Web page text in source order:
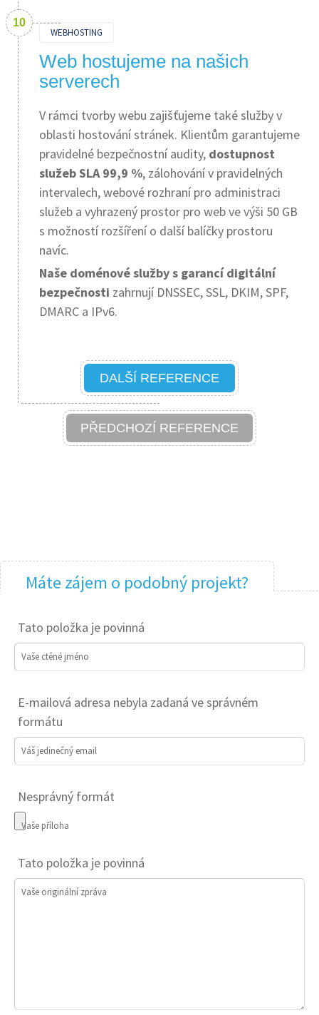
WEBHOSTING
Web hostujeme na našich
serverech
V rámci tvorby webu zajišťujeme také služby v
oblasti hostování stránek. Klientům garantujeme
pravidelné bezpečnostní audity, dostupnost
služeb SLA 99,9 %, zálohování v pravidelných
intervalech, webové rozhraní pro administraci
služeb a vyhrazený prostor pro web ve výši 50 GB
s možností rozšíření o další balíčky prostoru
navíc.
Naše doménové služby s garancí digitální
bezpečnosti zahrnují DNSSEC, SSL, DKIM, SPF,
DMARC a IPv6.
PŘEDCHOZÍ REFERENCE
DALŠÍ REFERENCE
Máte zájem o podobný projekt?
Tato položka je povinná
Vaše ctěné jméno
E-mailová adresa nebyla zadaná ve správném
formátu
Váš jedinečný email
Nesprávný formát
Vaše příloha
Tato položka je povinná
Vaše originální zpráva